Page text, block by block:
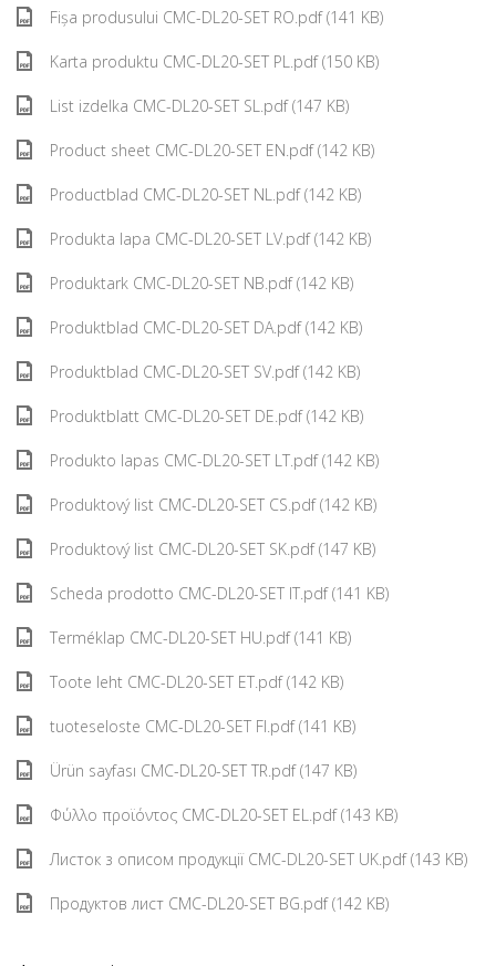
Fișa produsului CMC-DL20-SET RO.pdf (141 KB)
Karta produktu CMC-DL20-SET PL.pdf (150 KB)
List izdelka CMC-DL20-SET SL.pdf (147 KB)
Product sheet CMC-DL20-SET EN.pdf (142 KB)
Productblad CMC-DL20-SET NL.pdf (142 KB)
Produkta lapa CMC-DL20-SET LV.pdf (142 KB)
Produktark CMC-DL20-SET NB.pdf (142 KB)
Produktblad CMC-DL20-SET DA.pdf (142 KB)
Produktblad CMC-DL20-SET SV.pdf (142 KB)
Produktblatt CMC-DL20-SET DE.pdf (142 KB)
Produkto lapas CMC-DL20-SET LT.pdf (142 KB)
Produktový list CMC-DL20-SET CS.pdf (142 KB)
Produktový list CMC-DL20-SET SK.pdf (147 KB)
Scheda prodotto CMC-DL20-SET IT.pdf (141 KB)
Terméklap CMC-DL20-SET HU.pdf (141 KB)
Toote leht CMC-DL20-SET ET.pdf (142 KB)
tuoteseloste CMC-DL20-SET FI.pdf (141 KB)
Ürün sayfası CMC-DL20-SET TR.pdf (147 KB)
Φύλλο προϊόντος CMC-DL20-SET EL.pdf (143 KB)
Листок з описом продукції CMC-DL20-SET UK.pdf (143 KB)
Продуктов лист CMC-DL20-SET BG.pdf (142 KB)